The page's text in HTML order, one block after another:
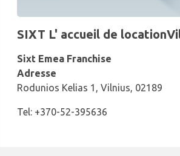
SIXT L' accueil de
Sixt Emea Franchise
Adresse
Rodunios Kelias 1, Vilnius, 02189
Tel: +370-52-395636